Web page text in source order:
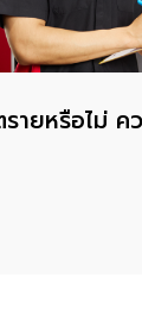
ายหรือไม่ ค